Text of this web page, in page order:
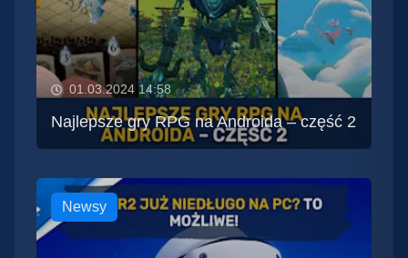
01.03.2024 14:58
Najlepsze gry RPG na Androida – część 2
Newsy